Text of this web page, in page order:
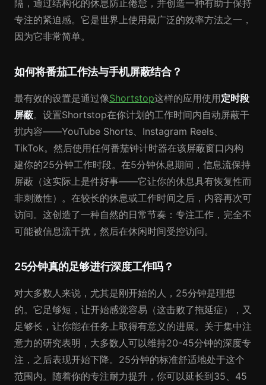
隔，通过结构化的休息防止倦怠，并创造一种有助于保持
专注的紧迫感。它是世界上使用最广泛的效率方法之一，
因为它非常简单。
如何将番茄工作法与手机屏蔽结合？
最有效的设置是通过像Shortstop这样的应用使用定时段
屏蔽。设置Shortstop在你计划的工作时间内自动屏蔽干
扰内容——YouTube Shorts、Instagram Reels、
TikTok。然后使用任何番茄钟计时器在该屏蔽窗口内构
建你的25分钟工作时段。在5分钟休息期间，信息流保持
屏蔽（这实际上是件好事——它让你的休息具有恢复性而
非刺激性）。在较长的休息或工作时间之后，内容再次可
访问。这创造了一种自然的日常节奏：专注工作，完全不
可能被信息流干扰，然后在休闲时间受控访问。
25分钟真的足够进行深度工作吗？
对大多数人来说，尤其是刚开始的人，25分钟是理想
的。它足够短，让开始感觉容易（这击败了拖延症），又
足够长，让你能在任务上取得有意义的进展。关于集中注
意力的研究表明，大多数人可以维持20-45分钟的深度专
注，之后表现开始下降。25分钟的标准舒适地处于这个
范围内。随着你的专注耐力提升，你可以延长到35、45